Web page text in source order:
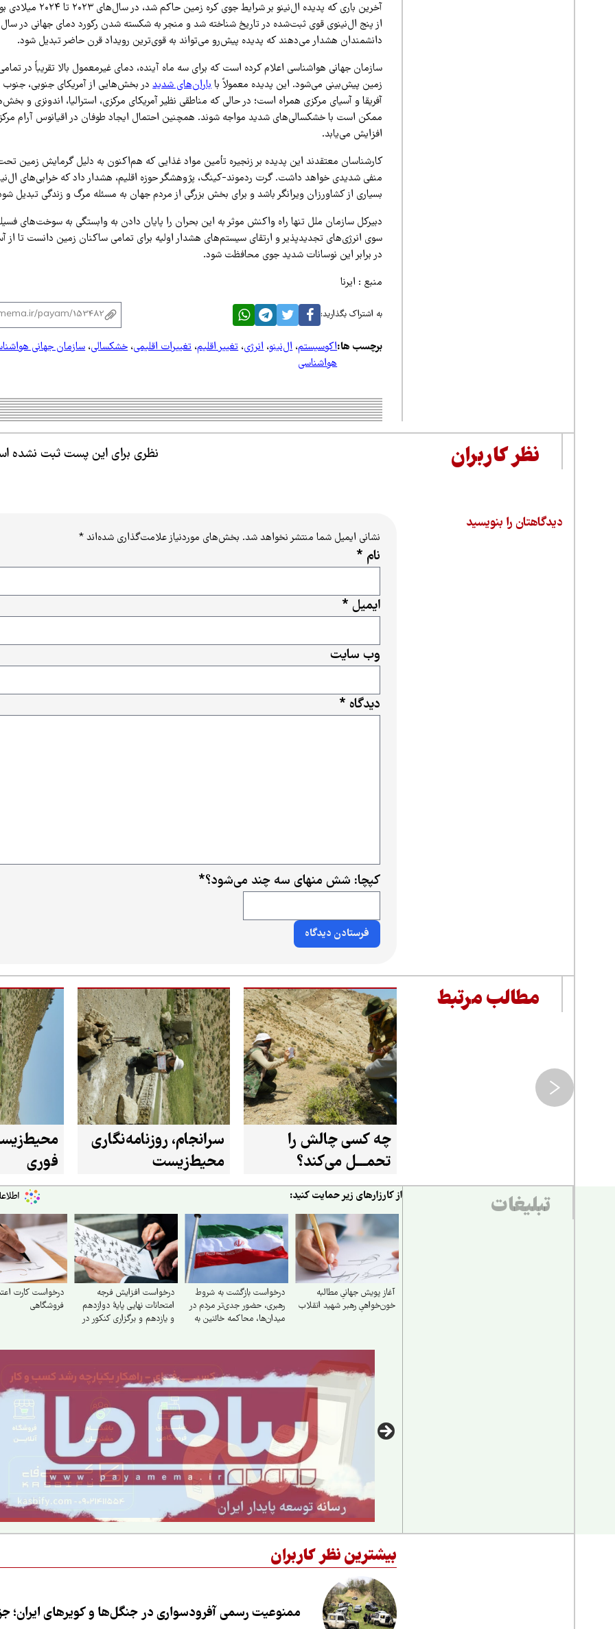
آخرین باری که پدیده ال‌نینو بر
دانشمندان هشدار می‌دهند که پدیده پیش‌رو می‌تواند به قوی‌ترین رویداد قرن حاضر تبدیل شود.
سازمان جهانی هواشناسی اعلام کرده است که برای سه ماه آینده، دمای غیرمعمول بالا تقریباً در
زمین پیش‌بینی می‌شود. این پدیده معمولاً باباران‌های شدیددر بخش‌هایی از آمریکای جنوبی، جنوب
آفریقا و آسیای مرکزی همراه است؛ در حالی که مناطقی نظیر آمریکای مرکزی، استرالیا، اندونزی و
ممکن است با خشکسالی‌های شدید مواجه شوند. همچنین احتمال ایجاد طوفان در اقیانوس آرام
افزایش می‌یابد.
کارشناسان معتقدند این پدیده بر زنجیره تأمین مواد غذایی که هم‌اکنون به دلیل گرمایش زمین
منفی شدیدی خواهد داشت. گرت ردموند-کینگ، پژوهشگر حوزه اقلیم، هشدار داد که خرابی‌های
بسیاری از کشاورزان ویرانگر باشد و برای بخش بزرگی از مردم جهان به مسئله مرگ و زندگی تبدیل
دبیرکل سازمان ملل تنها راه واکنش موثر به این بحران را پایان دادن به وابستگی به سوخت‌های
سوی انرژی‌های تجدیدپذیر و ارتقای سیستم‌های هشدار اولیه برای تمامی ساکنان زمین دانست تا از
در برابر این نوسانات شدید جوی محافظت شود.
منبع : ایرنا
به اشتراک بگذارید:
برچسب ها:اکوسیستم،ال‌نینو،انرژی،تغییر اقلیم،تغییرات اقلیمی،خشکسالی،سازمان جهانی
هواشناسی
نظر کاربران نظری برای این پست ثبت نشده
دیدگاهتان را بنویسید
نشانی ایمیل شما منتشر نخواهد شد. بخش‌های موردنیاز علامت‌گذاری شده‌اند*
دیدگاه *
نام *
ایمیل *
وب‌ سایت
کپچا: شش منهای سه چند می‌شود؟*
مطالب مرتبط
چه کسی چالش را
تحمـــل می‌کند؟
سرانجام، روزنامه‌نگاری
محیط‌زیست
فوری
تبلیغات از کارزارهای زیر حمایت کنید:
آغاز پویش جهانیِ مطالبه
خون‌خواهیِ رهبر شهید انقلاب
درخواست بازگشت به شروط
رهبری، حضور جدی‌تر مردم در
میدان‌ها، محاکمه خائنین به
درخواست افزایش فرجه
امتحانات نهایی پایهٔ دوازدهم
و یازدهم و برگزاری کنکور در
درخواست کارت
فروشگاهی
بیشترین نظر کاربران
ممنوعیت رسمی آفرودسواری در جنگل‌ها و کویرهای ایران؛